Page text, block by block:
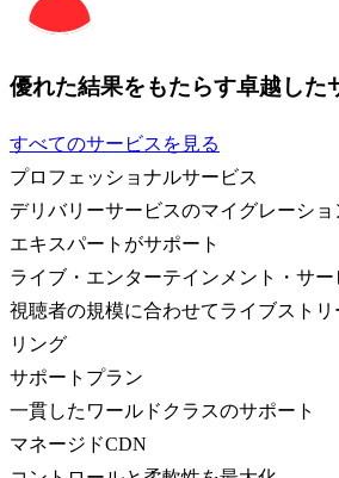
優れた結果をもたらす卓越した
すべてのサービスを見る
プロフェッショナルサービス
デリバリーサービスのマイグレーショ
エキスパートがサポート
ライブ・エンターテインメント・サー
視聴者の規模に合わせてライブスト
リング
サポートプラン
一貫したワールドクラスのサポート
マネージドCDN